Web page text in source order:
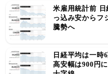
米雇用統計前
っ込み安からフ
騰勢へ
日経平均は一時
高安幅は900円